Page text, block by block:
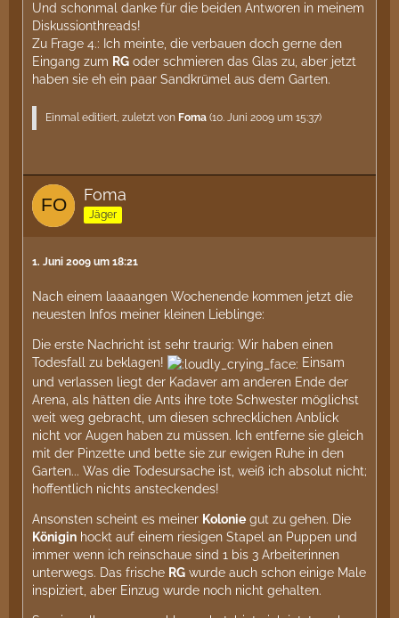
Und schonmal danke für die beiden Antworen in meinem
Diskussionthreads!
Zu Frage 4.: Ich meinte, die verbauen doch gerne den
Eingang zum RG oder schmieren das Glas zu, aber jetzt
haben sie eh ein paar Sandkrümel aus dem Garten.
Einmal editiert, zuletzt von Foma (10. Juni 2009 um 15:37)
Foma
Jäger
1. Juni 2009 um 18:21
Nach einem laaaangen Wochenende kommen jetzt die
neuesten Infos meiner kleinen Lieblinge:
Die erste Nachricht ist sehr traurig: Wir haben einen
Todesfall zu beklagen!
Einsam
und verlassen liegt der Kadaver am anderen Ende der
Arena, als hätten die Ants ihre tote Schwester möglichst
weit weg gebracht, um diesen schrecklichen Anblick
nicht vor Augen haben zu müssen. Ich entferne sie gleich
mit der Pinzette und bette sie zur ewigen Ruhe in den
Garten... Was die Todesursache ist, weiß ich absolut nicht;
hoffentlich nichts ansteckendes!
Ansonsten scheint es meiner Kolonie gut zu gehen. Die
Königin hockt auf einem riesigen Stapel an Puppen und
immer wenn ich reinschaue sind 1 bis 3 Arbeiterinnen
unterwegs. Das frische RG wurde auch schon einige Male
inspiziert, aber Einzug wurde noch nicht gehalten.